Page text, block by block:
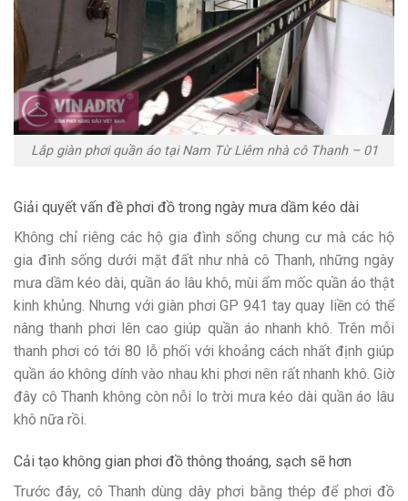
Lắp giàn phơi quần áo tại Nam Từ Liêm nhà cô Thanh – 01
Giải quyết vấn đề phơi đồ trong ngày mưa dầm kéo dài
Không chỉ riêng các hộ gia đình sống chung cư mà các hộ
gia đình sống dưới mặt đất như nhà cô Thanh, những ngày
mưa dầm kéo dài, quần áo lâu khô, mùi ẩm mốc quần áo thật
kinh khủng. Nhưng với giàn phơi GP 941 tay quay liền có thể
nâng thanh phơi lên cao giúp quần áo nhanh khô. Trên mỗi
thanh phơi có tới 80 lỗ phối với khoảng cách nhất định giúp
quần áo không dính vào nhau khi phơi nên rất nhanh khô. Giờ
đây cô Thanh không còn nỗi lo trời mưa kéo dài quần áo lâu
khô nữa rồi.
Cải tạo không gian phơi đồ thông thoáng, sạch sẽ hơn
Trước đây, cô Thanh dùng dây phơi bằng thép để phơi đồ